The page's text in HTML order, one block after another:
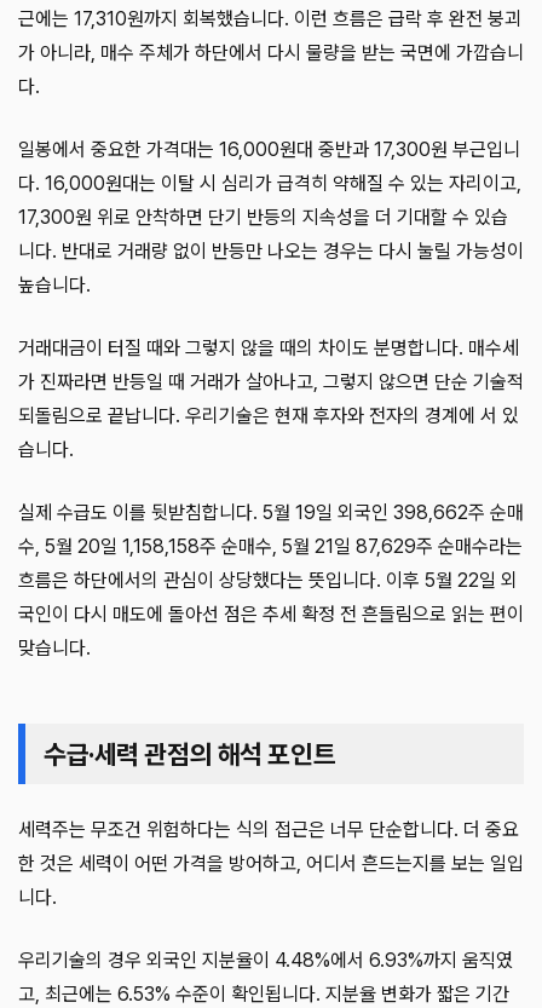
근에는 17,310원까지 회복했습니다. 이런 흐름은 급락 후 완전 붕괴
가 아니라, 매수 주체가 하단에서 다시 물량을 받는 국면에 가깝습니
다.
일봉에서 중요한 가격대는 16,000원대 중반과 17,300원 부근입니
다. 16,000원대는 이탈 시 심리가 급격히 약해질 수 있는 자리이고,
17,300원 위로 안착하면 단기 반등의 지속성을 더 기대할 수 있습
니다. 반대로 거래량 없이 반등만 나오는 경우는 다시 눌릴 가능성이
높습니다.
거래대금이 터질 때와 그렇지 않을 때의 차이도 분명합니다. 매수세
가 진짜라면 반등일 때 거래가 살아나고, 그렇지 않으면 단순 기술적
되돌림으로 끝납니다. 우리기술은 현재 후자와 전자의 경계에 서 있
습니다.
실제 수급도 이를 뒷받침합니다. 5월 19일 외국인 398,662주 순매
수, 5월 20일 1,158,158주 순매수, 5월 21일 87,629주 순매수라는
흐름은 하단에서의 관심이 상당했다는 뜻입니다. 이후 5월 22일 외
국인이 다시 매도에 돌아선 점은 추세 확정 전 흔들림으로 읽는 편이
맞습니다.
수급·세력 관점의 해석 포인트
세력주는 무조건 위험하다는 식의 접근은 너무 단순합니다. 더 중요
한 것은 세력이 어떤 가격을 방어하고, 어디서 흔드는지를 보는 일입
니다.
우리기술의 경우 외국인 지분율이 4.48%에서 6.93%까지 움직였
고, 최근에는 6.53% 수준이 확인됩니다. 지분율 변화가 짧은 기간